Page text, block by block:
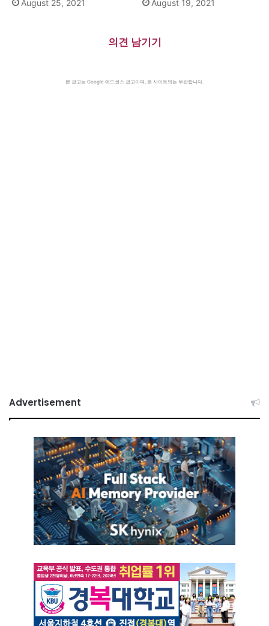
August 25, 2021 August 19, 2021
의견 남기기
본 광고는 Google 애드센스 광고이며, 본 사이트와는 무관합니다.
Advertisement